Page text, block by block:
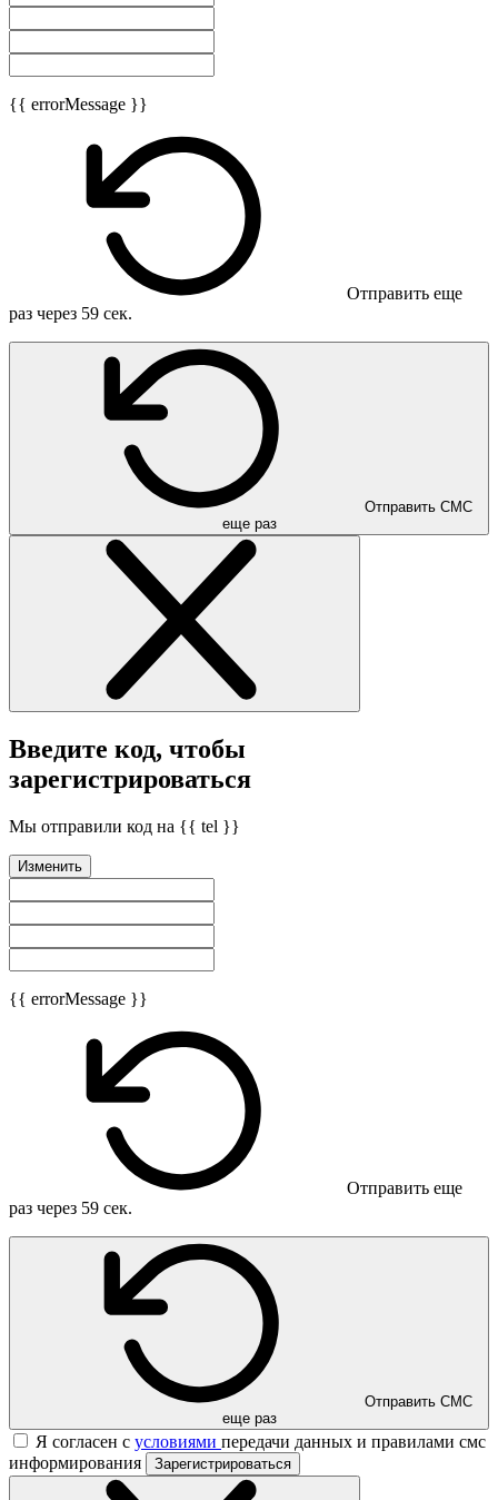
{{ errorMessage }}
Отправить еще
раз через 59 сек.
еще раз
Введите код, чтобы
зарегистрироваться
Мы отправили код на {{ tel }}
Изменить
{{ errorMessage }}
Отправить еще
раз через 59 сек.
еще раз
Я согласен с условиями передачи данных и правилами смс
информирования
Зарегистрироваться